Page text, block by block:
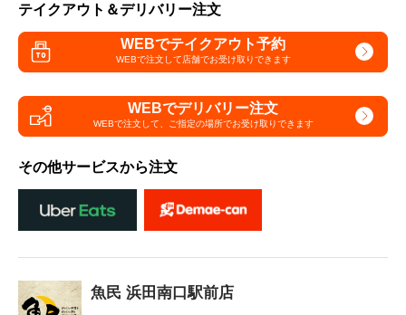
テイクアウト＆デリバリー注文
WEBでテイクアウト予約
WEBで注文して店舗でお受け取りできます
WEBでデリバリー注文
WEBで注文して、 ご指定の場所でお受け取りできます
その他サービスから注文
魚民 浜田南口駅前店